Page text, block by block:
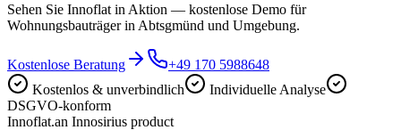
Sehen Sie Innoflat in Aktion — kostenlose Demo für
Wohnungsbauträger in Abtsgmünd und Umgebung.
Kostenlose Beratung
+49 170 5988648
Kostenlos & unverbindlich
Individuelle Analyse
DSGVO-konform
Innoflat.an Innosirius product